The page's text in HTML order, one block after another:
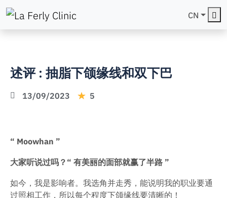
CN
述评 : 抽脂下颌缘线和双下巴
13/09/2023 5
“ Moowhan ”
大家听说过吗？“ 有美丽的面部就赢了半路 ”
如今，我是影响者。我选角并走秀，能说明我的职业要通
过照相工作，所以每个程度下颌缘线要清晰的！